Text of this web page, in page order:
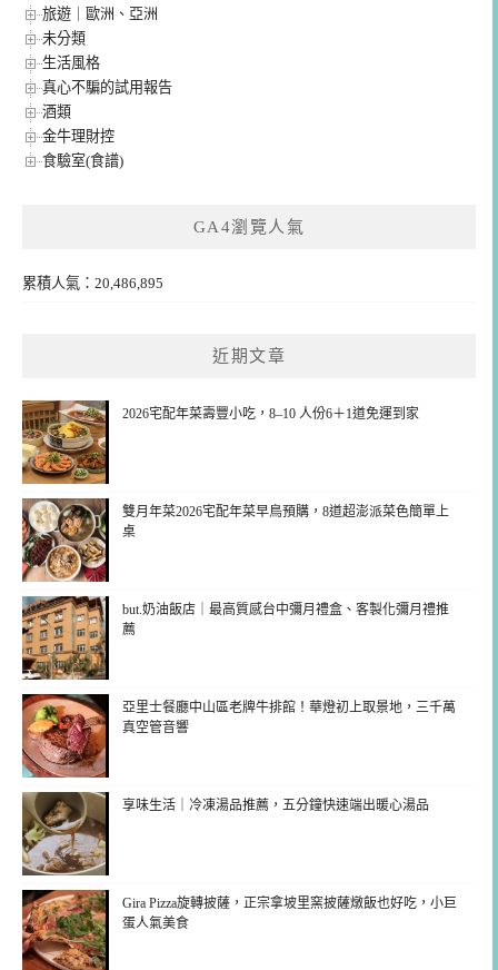
旅遊｜歐洲、亞洲
未分類
生活風格
真心不騙的試用報告
酒類
金牛理財控
食驗室(食譜)
GA4瀏覽人氣
累積人氣：20,486,895
近期文章
2026宅配年菜壽豐小吃，8–10 人份6＋1道免運到家
雙月年菜2026宅配年菜早鳥預購，8道超澎派菜色簡單上
桌
but.奶油飯店｜最高質感台中彌月禮盒、客製化彌月禮推
薦
亞里士餐廳中山區老牌牛排館！華燈初上取景地，三千萬
真空管音響
享味生活｜冷凍湯品推薦，五分鐘快速端出暖心湯品
Gira Pizza旋轉披薩，正宗拿坡里窯披薩燉飯也好吃，小巨
蛋人氣美食